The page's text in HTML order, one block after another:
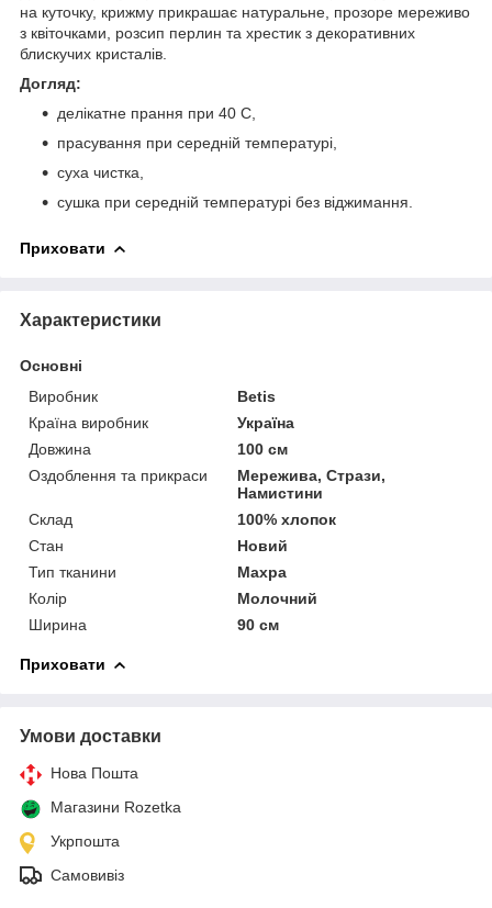
на куточку, крижму прикрашає натуральне, прозоре мереживо
з квіточками, розсип перлин та хрестик з декоративних
блискучих кристалів.
Догляд:
делікатне прання при 40 С,
прасування при середній температурі,
суха чистка,
сушка при середній температурі без віджимання.
Приховати
Характеристики
Основні
Виробник
Betis
Країна виробник
Україна
Довжина
100 см
Оздоблення та прикраси
Мережива, Стрази,
Намистини
Склад
100% хлопок
Стан
Новий
Тип тканини
Махра
Колір
Молочний
Ширина
90 см
Приховати
Умови доставки
Нова Пошта
Магазини Rozetka
Укрпошта
Самовивіз